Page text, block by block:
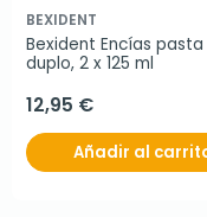
BEXIDENT
Bexident Encías pasta
duplo, 2 x 125 ml
12,95 €
Añadir al